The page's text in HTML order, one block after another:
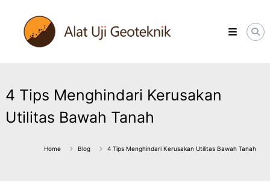
content
ALATUJIGEOTEKNIK.COM
DISTRIBUTOR
INSTRUMENT
4 Tips Menghindari Kerusakan
Utilitas Bawah Tanah
Home Blog 4 Tips Menghindari Kerusakan Utilitas Bawah Tanah